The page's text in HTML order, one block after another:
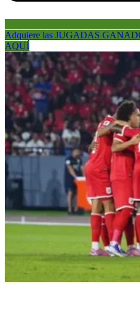
Adquiere las JUGADAS
AQUÍ